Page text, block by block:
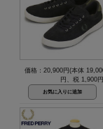
価格：20,900円(本体
円、税 1,900